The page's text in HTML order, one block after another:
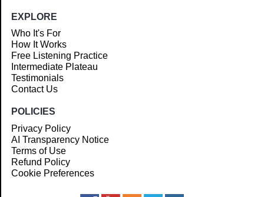
EXPLORE
Who It's For
How It Works
Free Listening Practice
Intermediate Plateau
Testimonials
Contact Us
POLICIES
Privacy Policy
AI Transparency Notice
Terms of Use
Refund Policy
Cookie Preferences